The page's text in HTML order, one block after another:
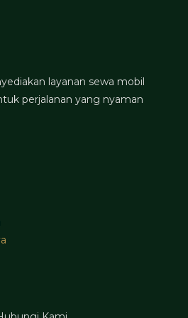
layanan sewa mobil
perjalanan yang nyaman